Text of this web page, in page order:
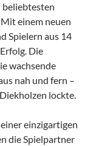
beliebtesten
einem neuen
Spielern aus 14
Die
wachsende
nah und fern –
lockte.
einzigartigen
die Spielpartner